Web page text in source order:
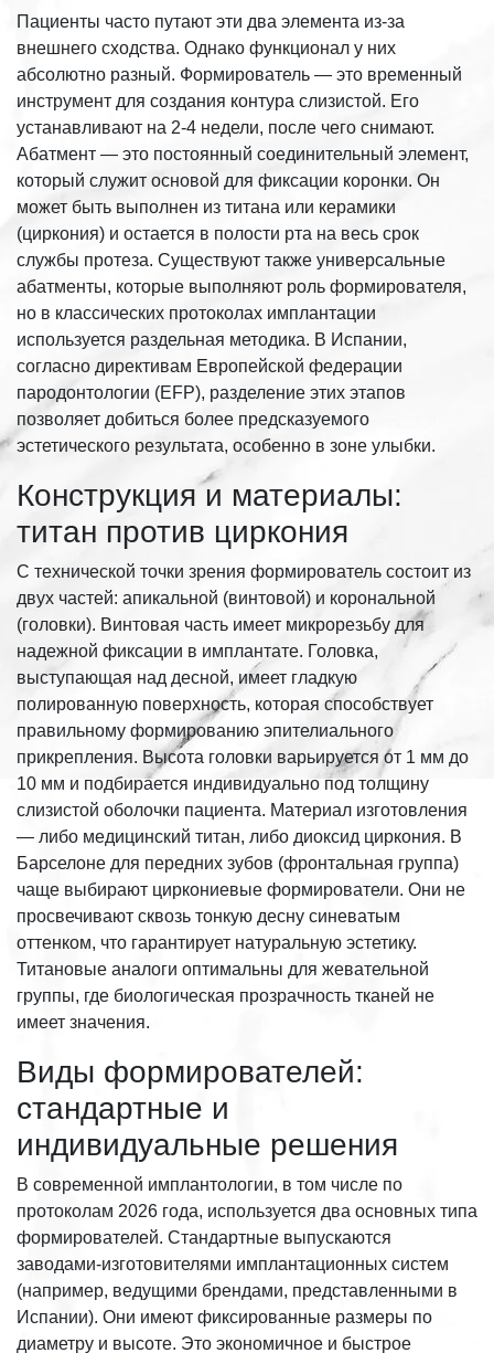
Пациенты часто путают эти два элемента из-за
внешнего сходства. Однако функционал у них
абсолютно разный. Формирователь — это временный
инструмент для создания контура слизистой. Его
устанавливают на 2-4 недели, после чего снимают.
Абатмент — это постоянный соединительный элемент,
который служит основой для фиксации коронки. Он
может быть выполнен из титана или керамики
(циркония) и остается в полости рта на весь срок
службы протеза. Существуют также универсальные
абатменты, которые выполняют роль формирователя,
но в классических протоколах имплантации
используется раздельная методика. В Испании,
согласно директивам Европейской федерации
пародонтологии (EFP), разделение этих этапов
позволяет добиться более предсказуемого
эстетического результата, особенно в зоне улыбки.
Конструкция и материалы:
титан против циркония
С технической точки зрения формирователь состоит из
двух частей: апикальной (винтовой) и корональной
(головки). Винтовая часть имеет микрорезьбу для
надежной фиксации в имплантате. Головка,
выступающая над десной, имеет гладкую
полированную поверхность, которая способствует
правильному формированию эпителиального
прикрепления. Высота головки варьируется от 1 мм до
10 мм и подбирается индивидуально под толщину
слизистой оболочки пациента. Материал изготовления
— либо медицинский титан, либо диоксид циркония. В
Барселоне для передних зубов (фронтальная группа)
чаще выбирают циркониевые формирователи. Они не
просвечивают сквозь тонкую десну синеватым
оттенком, что гарантирует натуральную эстетику.
Титановые аналоги оптимальны для жевательной
группы, где биологическая прозрачность тканей не
имеет значения.
Виды формирователей:
стандартные и
индивидуальные решения
В современной имплантологии, в том числе по
протоколам 2026 года, используется два основных типа
формирователей. Стандартные выпускаются
заводами-изготовителями имплантационных систем
(например, ведущими брендами, представленными в
Испании). Они имеют фиксированные размеры по
диаметру и высоте. Это экономичное и быстрое